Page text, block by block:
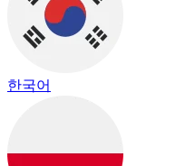
한국어